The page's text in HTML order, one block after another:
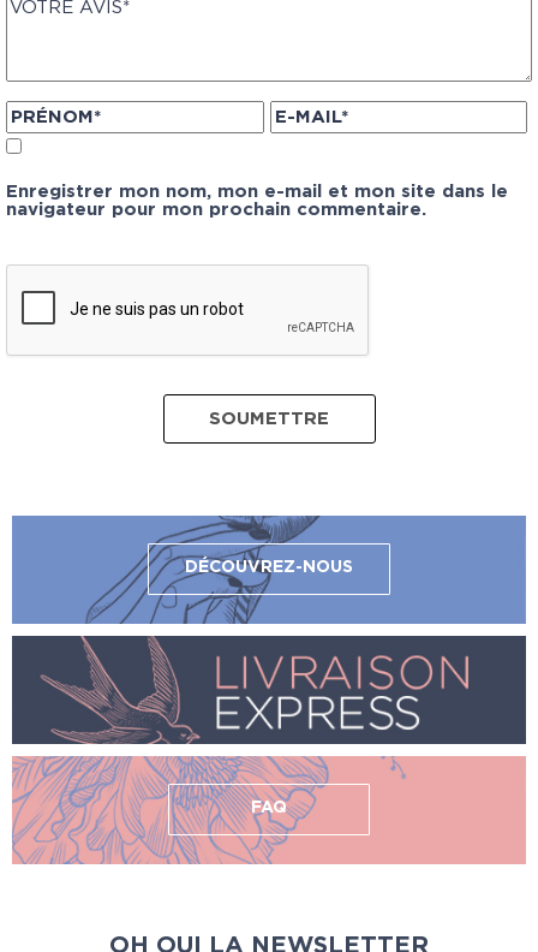
Enregistrer mon nom, mon e-mail et mon site dans le
navigateur pour mon prochain commentaire.
DÉCOUVREZ-NOUS
FAQ
OH OUI LA NEWSLETTER